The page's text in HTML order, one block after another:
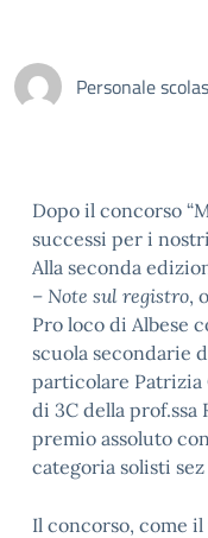
Personale
Dopo il concorso
successi per i
Alla seconda
– Note sul registro,
Pro loco di Albese
scuola secondarie
particolare Patrizia
di 3C della
premio assoluto
categoria solisti sez
Il concorso, come